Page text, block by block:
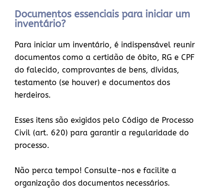
Documentos essenciais para iniciar um
inventário?
Para iniciar um inventário, é indispensável reunir
documentos como a certidão de óbito, RG e CPF
do falecido, comprovantes de bens, dívidas,
testamento (se houver) e documentos dos
herdeiros.
Esses itens são exigidos pelo Código de Processo
Civil (art. 620) para garantir a regularidade do
processo.
Não perca tempo! Consulte-nos e facilite a
organização dos documentos necessários.